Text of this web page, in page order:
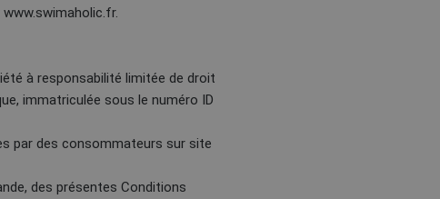
à responsabilité limitée de droit
immatriculée sous le numéro ID
par des consommateurs sur site
des présentes Conditions